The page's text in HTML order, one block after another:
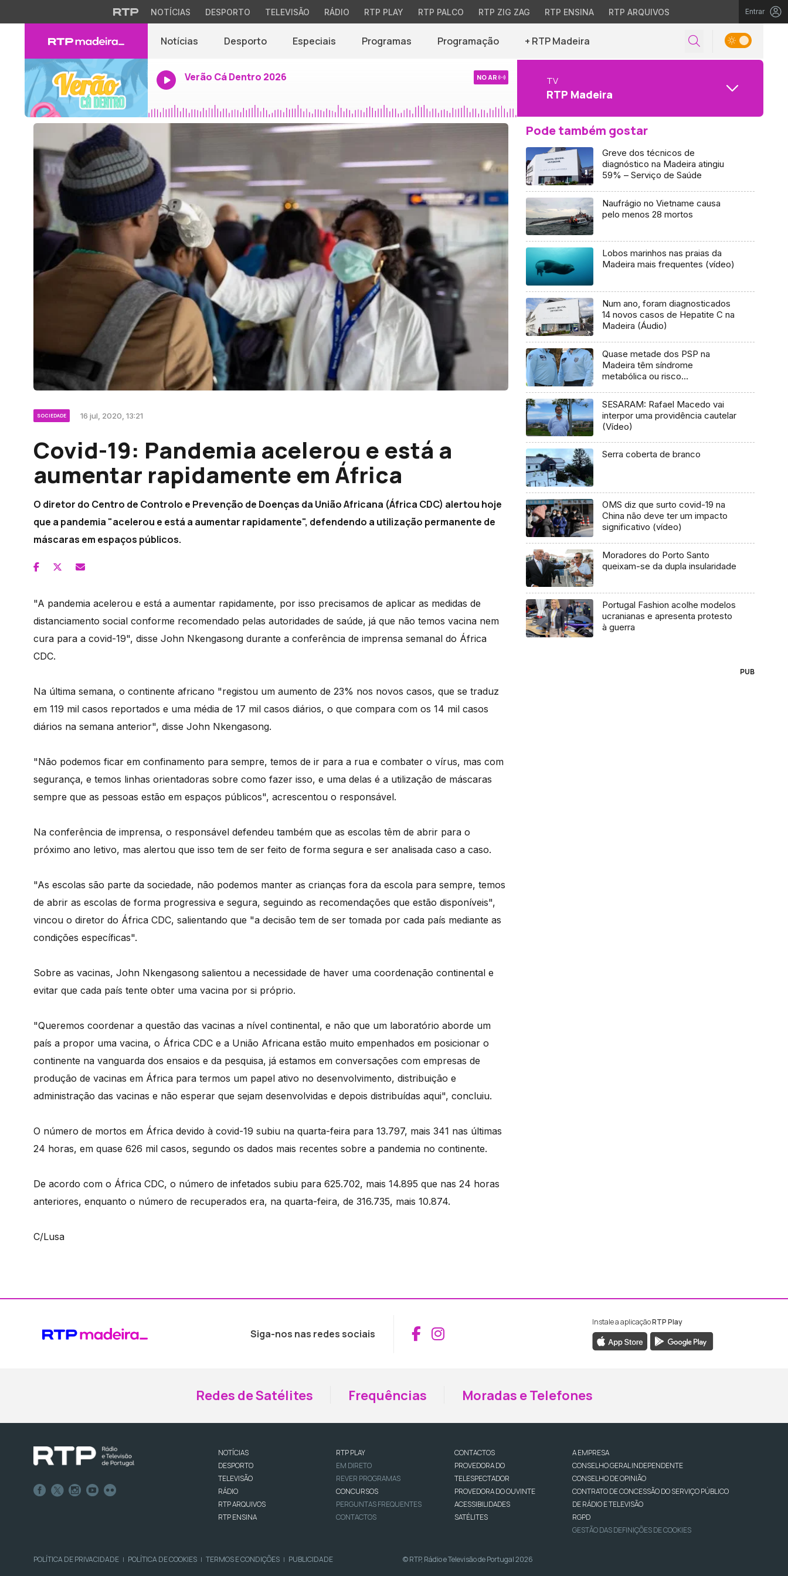
NOTÍCIAS DESPORTO TELEVISÃO RÁDIO RTP PLAY RTP PALCO RTP ZIG ZAG RTP ENSINA RTP ARQUIVOS Entrar
Notícias Desporto Especiais Programas Programação + RTP Madeira
Verão Cá Dentro 2026 NO AR TV
RTP Madeira
SOCIEDADE 16 jul, 2020, 13:21
Covid-19: Pandemia acelerou e está a
aumentar rapidamente em África
O diretor do Centro de Controlo e Prevenção de Doenças da União Africana (África CDC) alertou hoje
que a pandemia "acelerou e está a aumentar rapidamente", defendendo a utilização permanente de
máscaras em espaços públicos.
"A pandemia acelerou e está a aumentar rapidamente, por isso precisamos de aplicar as medidas de
distanciamento social conforme recomendado pelas autoridades de saúde, já que não temos vacina nem
cura para a covid-19", disse John Nkengasong durante a conferência de imprensa semanal do África
CDC.
Na última semana, o continente africano "registou um aumento de 23% nos novos casos, que se traduz
em 119 mil casos reportados e uma média de 17 mil casos diários, o que compara com os 14 mil casos
diários na semana anterior", disse John Nkengasong.
"Não podemos ficar em confinamento para sempre, temos de ir para a rua e combater o vírus, mas com
segurança, e temos linhas orientadoras sobre como fazer isso, e uma delas é a utilização de máscaras
sempre que as pessoas estão em espaços públicos", acrescentou o responsável.
Na conferência de imprensa, o responsável defendeu também que as escolas têm de abrir para o
próximo ano letivo, mas alertou que isso tem de ser feito de forma segura e ser analisada caso a caso.
"As escolas são parte da sociedade, não podemos manter as crianças fora da escola para sempre, temos
de abrir as escolas de forma progressiva e segura, seguindo as recomendações que estão disponíveis",
vincou o diretor do África CDC, salientando que "a decisão tem de ser tomada por cada país mediante as
condições específicas".
Sobre as vacinas, John Nkengasong salientou a necessidade de haver uma coordenação continental e
evitar que cada país tente obter uma vacina por si próprio.
"Queremos coordenar a questão das vacinas a nível continental, e não que um laboratório aborde um
país a propor uma vacina, o África CDC e a União Africana estão muito empenhados em posicionar o
continente na vanguarda dos ensaios e da pesquisa, já estamos em conversações com empresas de
produção de vacinas em África para termos um papel ativo no desenvolvimento, distribuição e
administração das vacinas e não esperar que sejam desenvolvidas e depois distribuídas aqui", concluiu.
O número de mortos em África devido à covid-19 subiu na quarta-feira para 13.797, mais 341 nas últimas
24 horas, em quase 626 mil casos, segundo os dados mais recentes sobre a pandemia no continente.
De acordo com o África CDC, o número de infetados subiu para 625.702, mais 14.895 que nas 24 horas
anteriores, enquanto o número de recuperados era, na quarta-feira, de 316.735, mais 10.874.
C/Lusa
Pode também gostar
Greve dos técnicos de
diagnóstico na Madeira atingiu
59% – Serviço de Saúde
Naufrágio no Vietname causa
pelo menos 28 mortos
Lobos marinhos nas praias da
Madeira mais frequentes (vídeo)
Num ano, foram diagnosticados
14 novos casos de Hepatite C na
Madeira (Áudio)
Quase metade dos PSP na
Madeira têm síndrome
metabólica ou risco
SESARAM: Rafael Macedo vai
interpor uma providência cautelar
(Vídeo)
Serra coberta de branco
OMS diz que surto covid-19 na
China não deve ter um impacto
significativo (vídeo)
Moradores do Porto Santo
queixam-se da dupla insularidade
Portugal Fashion acolhe modelos
ucranianas e apresenta protesto
à guerra
PUB
Siga-nos nas redes sociais Aceder ao Facebook da RTP Madeira
Aceder ao Instagram da RTP Madeira
Instale a aplicaçãoRTP Play
Redes de Satélites Frequências Moradas e Telefones
NOTÍCIAS
DESPORTO
TELEVISÃO
RÁDIO
RTP ARQUIVOS
RTP ENSINA
RTP PLAY
EM DIRETO
REVER PROGRAMAS
CONCURSOS
PERGUNTAS FREQUENTES
CONTACTOS
CONTACTOS
PROVEDORA DO
TELESPECTADOR
PROVEDORA DO OUVINTE
ACESSIBILIDADES
SATÉLITES
A EMPRESA
CONSELHO GERAL INDEPENDENTE
CONSELHO DE OPINIÃO
CONTRATO DE CONCESSÃO DO SERVIÇO PÚBLICO
DE RÁDIO E TELEVISÃO
RGPD
GESTÃO DAS DEFINIÇÕES DE COOKIES
POLÍTICA DE PRIVACIDADE | POLÍTICA DE COOKIES | TERMOS E CONDIÇÕES | PUBLICIDADE © RTP, Rádio e Televisão de Portugal 2026